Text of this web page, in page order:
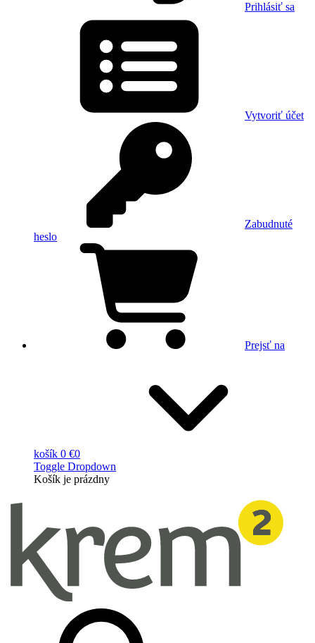
Prihlásiť sa
Vytvoriť účet
Zabudnuté
heslo
Prejsť na
košík 0 €0
Toggle Dropdown
Košík je prázdny